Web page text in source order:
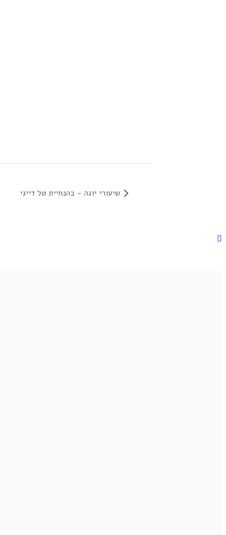
שיעורי יוגה – בהנחיית טל דייגי